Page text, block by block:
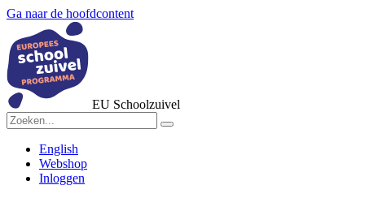
Ga naar de hoofdcontent
EU Schoolzuivel
English
Webshop
Inloggen